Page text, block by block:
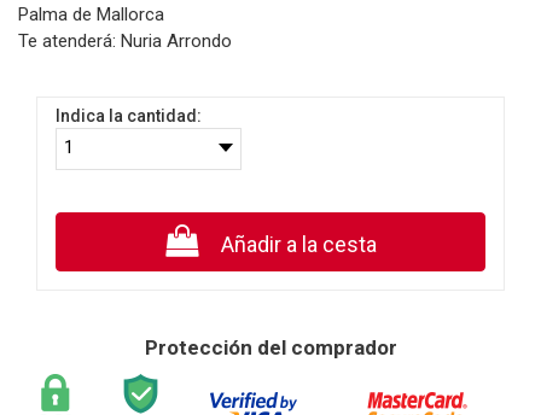
Palma de Mallorca
Te atenderá: Nuria Arrondo
Indica la cantidad:
Añadir a la cesta
Protección del comprador